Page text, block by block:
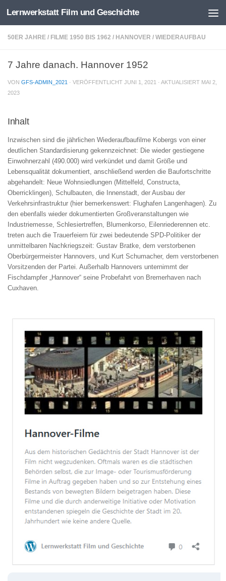
Zum Inhalt springen
Lernwerkstatt Film und Geschichte
50ER JAHRE / FILME 1950 BIS 1962 / HANNOVER / WIEDERAUFBAU
7 Jahre danach. Hannover 1952
VON GFS-ADMIN_2021 · VERÖFFENTLICHT JUNI 1, 2021 · AKTUALISIERT MAI 2,
2023
Inhalt
Inzwischen sind die jährlichen Wiederaufbaufilme Kobergs von einer
deutlichen Standardisierung gekennzeichnet: Die wieder gestiegene
Einwohnerzahl (490.000) wird verkündet und damit Größe und
Lebensqualität dokumentiert, anschließend werden die Baufortschritte
abgehandelt: Neue Wohnsiedlungen (Mittelfeld, Constructa,
Oberricklingen), Schulbauten, die Innenstadt, der Ausbau der
Verkehrsinfrastruktur (hier bemerkenswert: Flughafen Langenhagen). Zu
den ebenfalls wieder dokumentierten Großveranstaltungen wie
Industriemesse, Schlesiertreffen, Blumenkorso, Eilenriederennen etc.
treten auch die Trauerfeiern für zwei bedeutende SPD-Politiker der
unmittelbaren Nachkriegszeit: Gustav Bratke, dem verstorbenen
Oberbürgermeister Hannovers, und Kurt Schumacher, dem verstorbenen
Vorsitzenden der Partei. Außerhalb Hannovers unternimmt der
Fischdampfer „Hannover“ seine Probefahrt von Bremerhaven nach
Cuxhaven.